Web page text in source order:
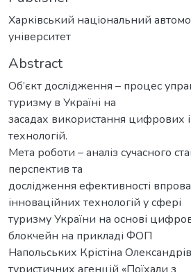
Харківський національний
університет
Abstract
Об’єкт дослідження – процес
туризму в Україні на
засадах використання цифрових
технологій.
Мета роботи – аналіз сучасного
перспектив та
дослідження ефективності
інноваційних технологій у сфері
туризму України на основі
блокчейн на прикладі ФОП
Напольських Крістіна